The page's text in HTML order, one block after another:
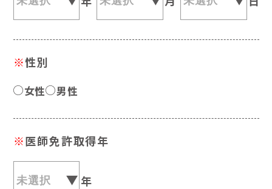
※性別
女性 男性
※医師免許取得年
年